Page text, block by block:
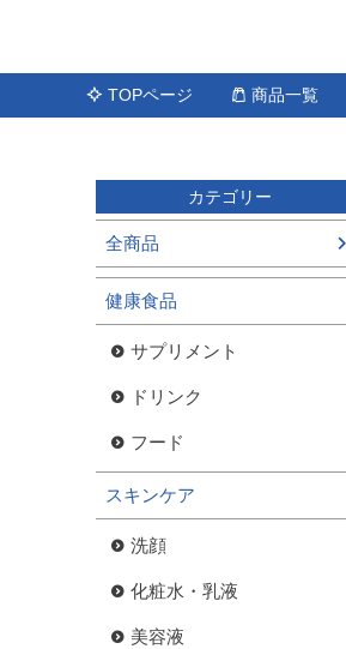
TOPページ 商品一覧
カテゴリー
全商品
健康食品
サプリメント
ドリンク
フード
スキンケア
洗顔
化粧水・乳液
美容液